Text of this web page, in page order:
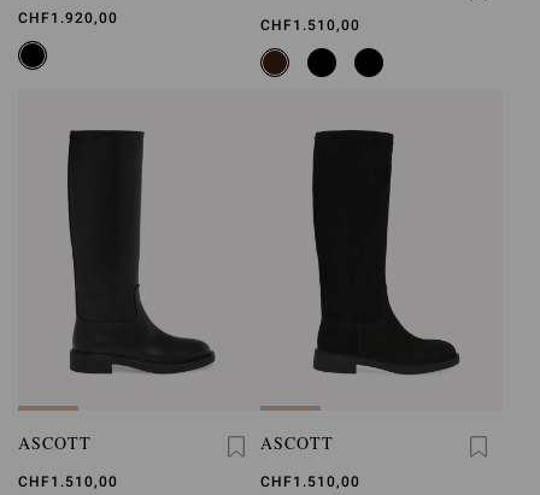
CHF1.920,00 CHF1.510,00
ASCOTT
CHF1.510,00
ASCOTT
CHF1.510,00